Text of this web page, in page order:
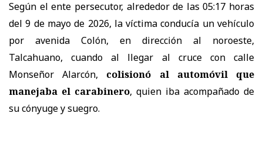
Según el ente persecutor, alrededor de las 05:17 horas
del 9 de mayo de 2026, la víctima conducía un vehículo
por avenida Colón, en dirección al noroeste,
Talcahuano, cuando al llegar al cruce con calle
Monseñor Alarcón, colisionó al automóvil que
manejaba el carabinero, quien iba acompañado de
su cónyuge y suegro.